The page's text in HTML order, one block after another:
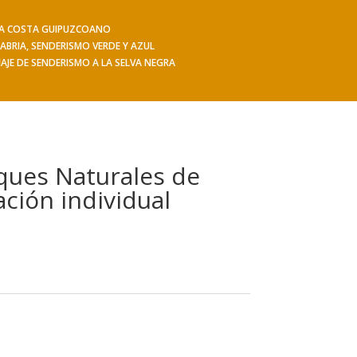
COSTA GUIPUZCOANO
SENDERISMO VERDE Y AZUL
DE SENDERISMO A LA SELVA NEGRA
Hacerse socio Contacto
Naturales de
individual